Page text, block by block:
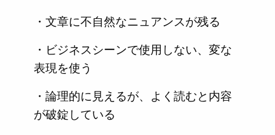
・文章に不自然なニュアンスが残る
・ビジネスシーンで使用しない、変な
表現を使う
・論理的に見えるが、よく読むと内容
が破錠している